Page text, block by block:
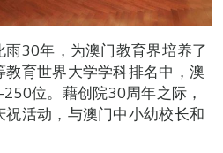
30年，为澳门教育界培养了
育世界大学学科排名中，澳
位。藉创院30周年之际，
活动，与澳门中小幼校长和